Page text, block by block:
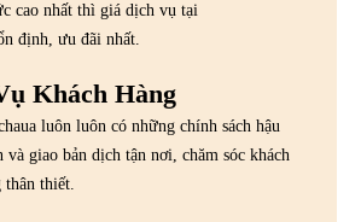
cao nhất thì giá dịch vụ tại
định, ưu đãi nhất.
Khách Hàng
luôn luôn có những chính sách hậu
và giao bản dịch tận nơi, chăm sóc khách
thân thiết.